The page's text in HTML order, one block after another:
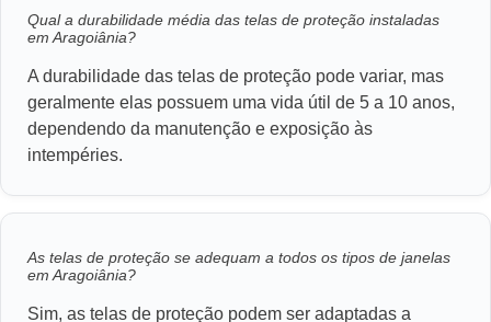
Qual a durabilidade média das telas de proteção instaladas
em Aragoiânia?
A durabilidade das telas de proteção pode variar, mas
geralmente elas possuem uma vida útil de 5 a 10 anos,
dependendo da manutenção e exposição às
intempéries.
As telas de proteção se adequam a todos os tipos de janelas
em Aragoiânia?
Sim, as telas de proteção podem ser adaptadas a